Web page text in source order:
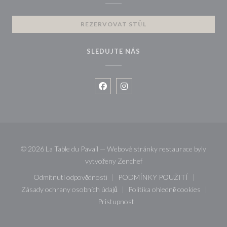
REZERVOVAT STŮL
SLEDUJTE NÁS
Facebook ((otevře se v novém
Instagram ((otevře se v
© 2026 La Table du Pavail — Webové stránky restaurace byly
vytvořeny Zenchef((otevře se v novém okně))
Odmítnutí odpovědnosti
((otevře se v novém okně))
PODMÍNKY POUŽITÍ
((otevře se v novém
Zásady ochrany osobních údajů
((otevře se v novém okně))
Politika ohledně cookies
((otevře se v
Pristupnost
((otevře se v novém okně))